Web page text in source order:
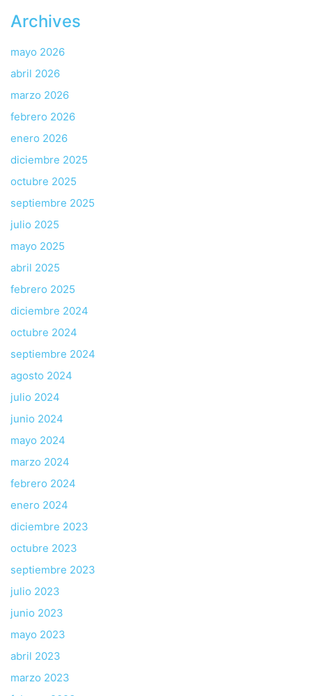
Archives
mayo 2026
abril 2026
marzo 2026
febrero 2026
enero 2026
diciembre 2025
octubre 2025
septiembre 2025
julio 2025
mayo 2025
abril 2025
febrero 2025
diciembre 2024
octubre 2024
septiembre 2024
agosto 2024
julio 2024
junio 2024
mayo 2024
marzo 2024
febrero 2024
enero 2024
diciembre 2023
octubre 2023
septiembre 2023
julio 2023
junio 2023
mayo 2023
abril 2023
marzo 2023